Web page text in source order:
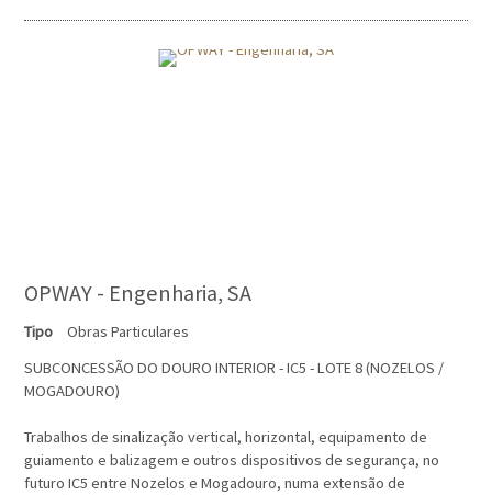
OPWAY - Engenharia, SA
Tipo
Obras Particulares
SUBCONCESSÃO DO DOURO INTERIOR - IC5 - LOTE 8 (NOZELOS /
MOGADOURO)
Trabalhos de sinalização vertical, horizontal, equipamento de
guiamento e balizagem e outros dispositivos de segurança, no
futuro IC5 entre Nozelos e Mogadouro, numa extensão de